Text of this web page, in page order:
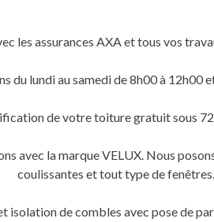
les assurances AXA et tous vos
du lundi au samedi de 8h00 à 12h00
de votre toiture gratuit sous
avec la marque VELUX. Nous
coulissantes et tout type de fenêtres.
isolation de combles avec pose de